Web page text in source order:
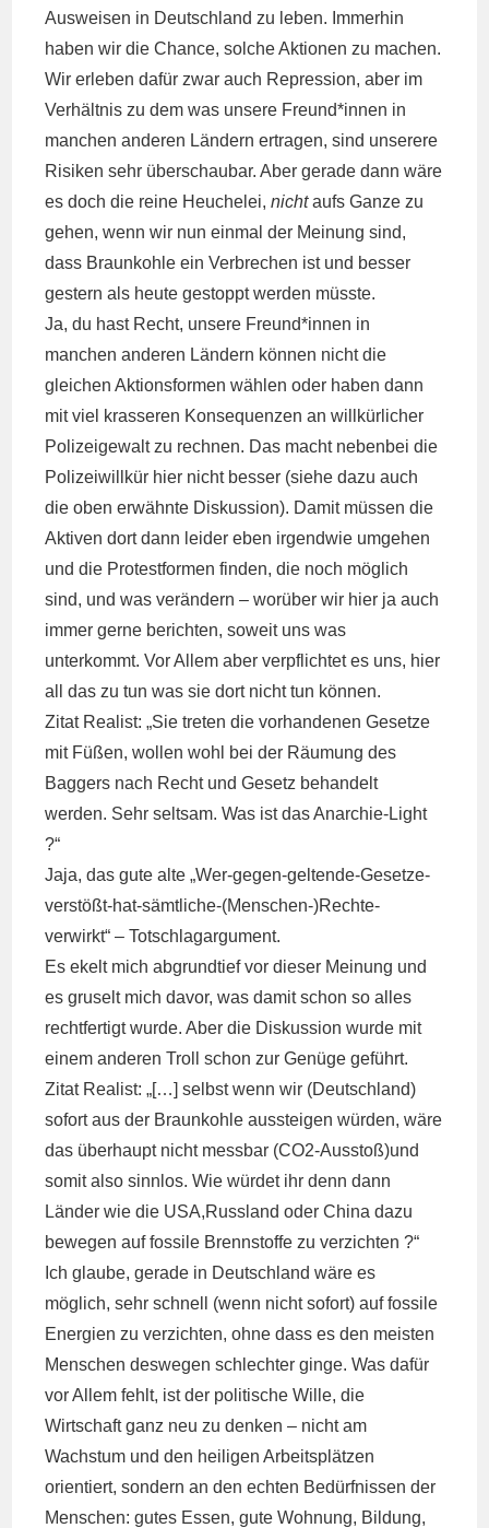
Ausweisen in Deutschland zu leben. Immerhin
haben wir die Chance, solche Aktionen zu machen.
Wir erleben dafür zwar auch Repression, aber im
Verhältnis zu dem was unsere Freund*innen in
manchen anderen Ländern ertragen, sind unserere
Risiken sehr überschaubar. Aber gerade dann wäre
es doch die reine Heuchelei,nichtaufs Ganze zu
gehen, wenn wir nun einmal der Meinung sind,
dass Braunkohle ein Verbrechen ist und besser
gestern als heute gestoppt werden müsste.
Ja, du hast Recht, unsere Freund*innen in
manchen anderen Ländern können nicht die
gleichen Aktionsformen wählen oder haben dann
mit viel krasseren Konsequenzen an willkürlicher
Polizeigewalt zu rechnen. Das macht nebenbei die
Polizeiwillkür hier nicht besser (siehe dazu auch
dieoben erwähnte Diskussion). Damit müssen die
Aktiven dort dann leider eben irgendwie umgehen
und die Protestformen finden, die noch möglich
sind, und was verändern – worüber wir hier ja auch
immer gerne berichten, soweit uns was
unterkommt. Vor Allem aber verpflichtet es uns, hier
all das zu tun was sie dort nicht tun können.
Zitat Realist: „Sie treten die vorhandenen Gesetze
mit Füßen, wollen wohl bei der Räumung des
Baggers nach Recht und Gesetz behandelt
werden. Sehr seltsam. Was ist das Anarchie-Light
?“
Jaja, das gute alte „Wer-gegen-geltende-Gesetze-
verstößt-hat-sämtliche-(Menschen-)Rechte-
verwirkt“ – Totschlagargument.
Es ekelt mich abgrundtief vor dieser Meinung und
es gruselt mich davor, was damit schon so alles
rechtfertigt wurde. Aber die Diskussion wurde mit
einem anderen Troll schon zur Genüge geführt.
Zitat Realist: „[…] selbst wenn wir (Deutschland)
sofort aus der Braunkohle aussteigen würden, wäre
das überhaupt nicht messbar (CO2-Ausstoß)und
somit also sinnlos. Wie würdet ihr denn dann
Länder wie die USA,Russland oder China dazu
bewegen auf fossile Brennstoffe zu verzichten ?“
Ich glaube, gerade in Deutschland wäre es
möglich, sehr schnell (wenn nicht sofort) auf fossile
Energien zu verzichten, ohne dass es den meisten
Menschen deswegen schlechter ginge. Was dafür
vor Allem fehlt, ist der politische Wille, die
Wirtschaft ganz neu zu denken – nicht am
Wachstum und den heiligen Arbeitsplätzen
orientiert, sondern an den echten Bedürfnissen der
Menschen: gutes Essen, gute Wohnung, Bildung,